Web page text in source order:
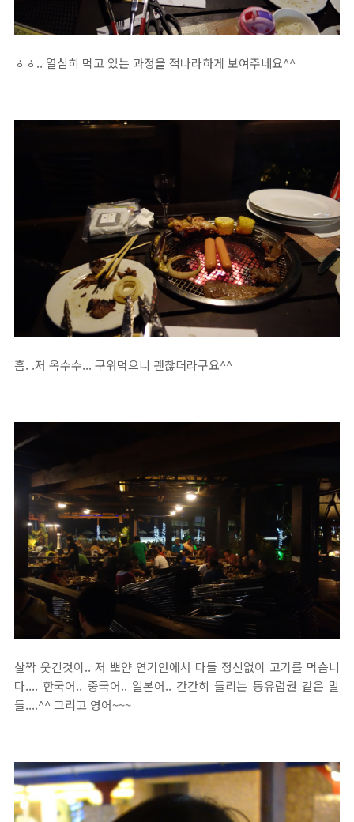
ㅎㅎ.. 열심히 먹고 있는 과정을 적나라하게 보여주네요^^
흠. .저 옥수수... 구워먹으니 괜찮더라구요^^
살짝 웃긴것이.. 저 뽀얀 연기안에서 다들 정신없이 고기를 먹습니
다.... 한국어.. 중국어.. 일본어.. 간간히 들리는 동유럽권 같은 말
들....^^ 그리고 영어~~~